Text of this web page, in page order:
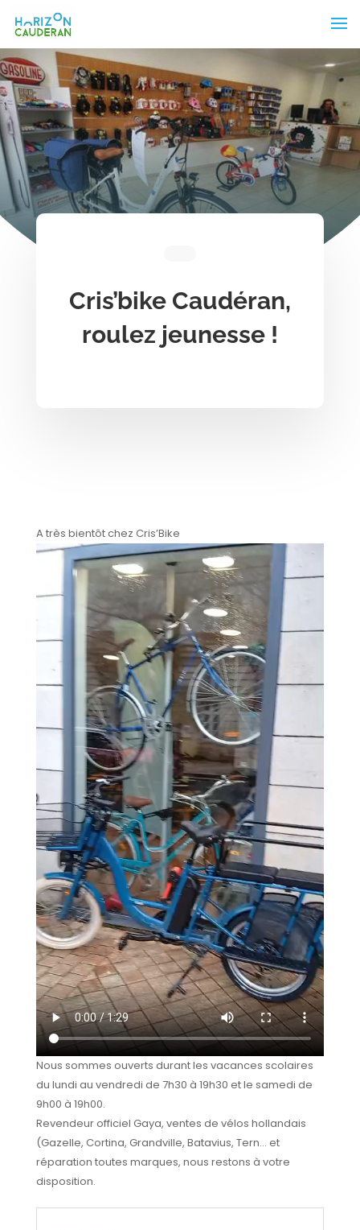
Cris’bike Caudéran,
roulez jeunesse !
A très bientôt chez Cris’Bike
Nous sommes ouverts durant les vacances scolaires
du lundi au vendredi de 7h30 à 19h30 et le samedi de
9h00 à 19h00.
Revendeur officiel Gaya, ventes de vélos hollandais
(Gazelle, Cortina, Grandville, Batavius, Tern… et
réparation toutes marques, nous restons à votre
disposition.